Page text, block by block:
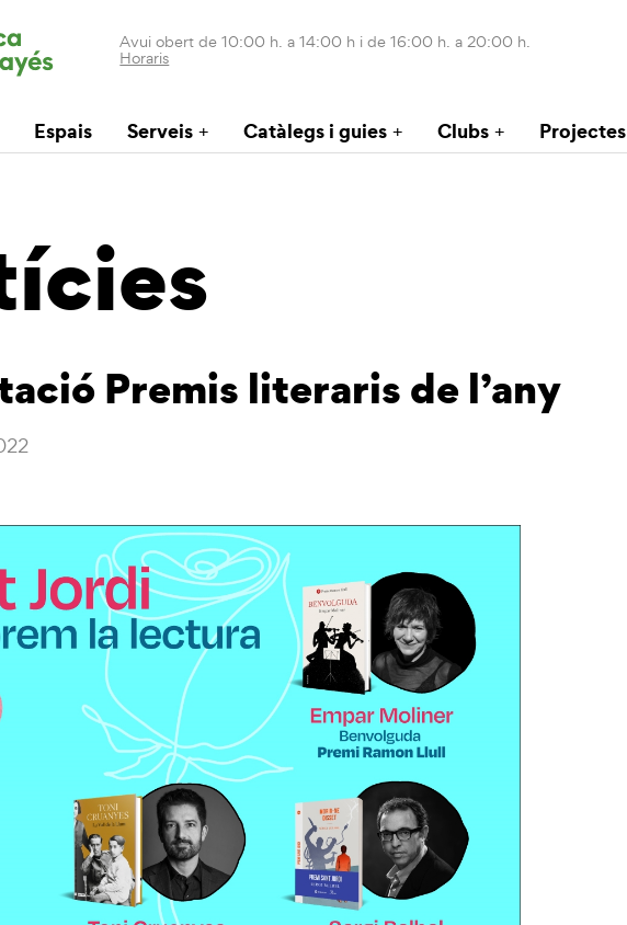
Avui obert de 10:00 h. a 14:00 h i de 16:00 h. a 20:00 h.
Horaris
Espais Serveis Catàlegs i guies Clubs Projectes
Premis literaris de l’any